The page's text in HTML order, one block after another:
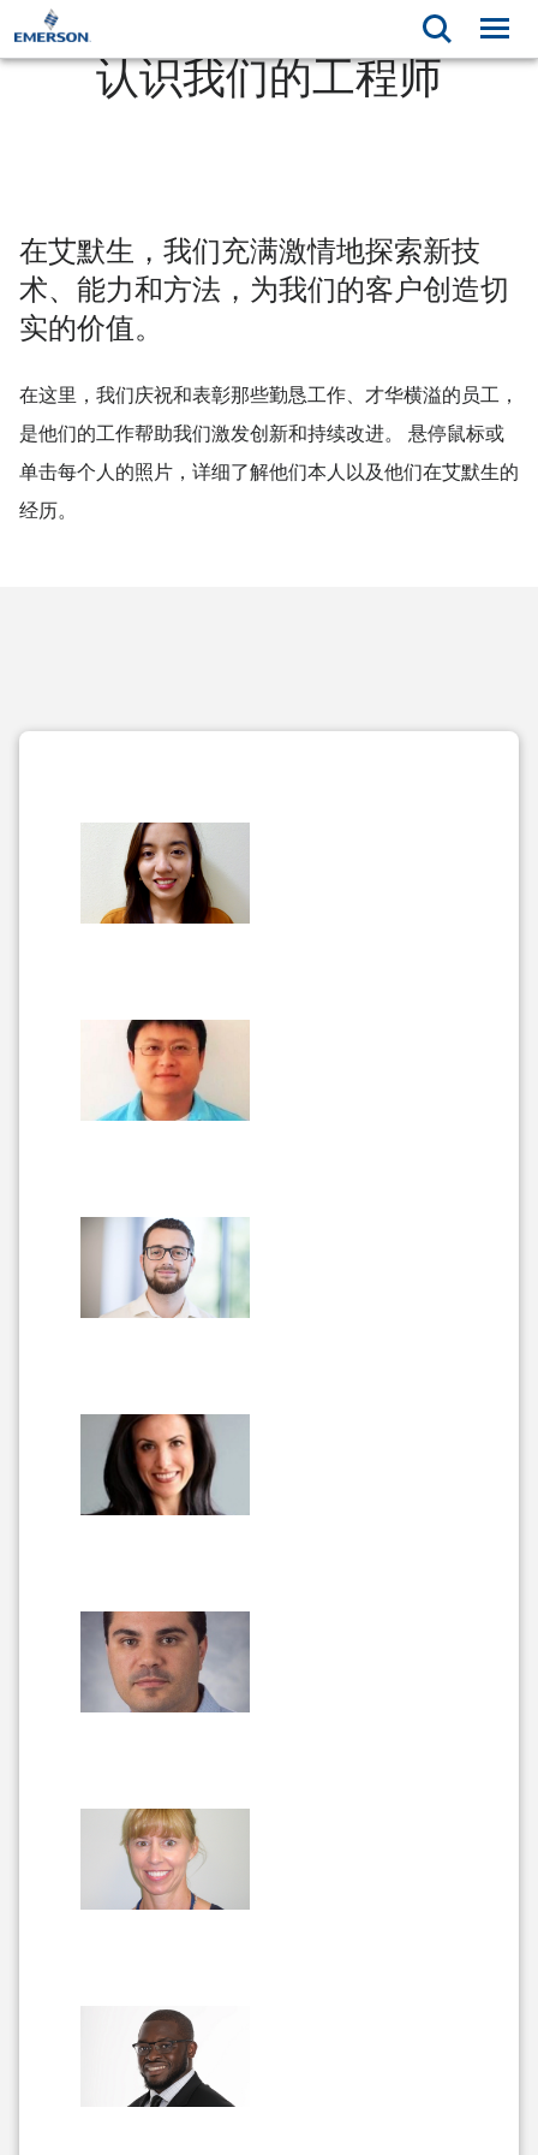
认识我们的工程师
在艾默生，我们充满激情地探索新技
术、能力和方法，为我们的客户创造切
实的价值。
在这里，我们庆祝和表彰那些勤恳工作、才华横溢的员工，
是他们的工作帮助我们激发创新和持续改进。 悬停鼠标或
单击每个人的照片，详细了解他们本人以及他们在艾默生的
经历。